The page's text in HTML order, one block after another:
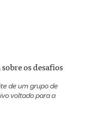
os desafios
de um grupo de
voltado para a